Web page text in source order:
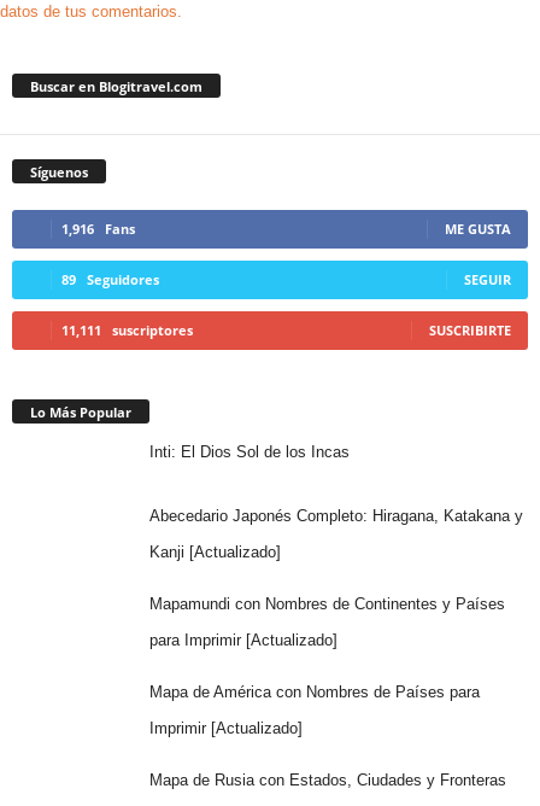
datos de tus comentarios.
Buscar en Blogitravel.com
Síguenos
1,916 Fans ME GUSTA
89 Seguidores SEGUIR
11,111 suscriptores SUSCRIBIRTE
Lo Más Popular
Inti: El Dios Sol de los Incas
Abecedario Japonés Completo: Hiragana, Katakana y
Kanji [Actualizado]
Mapamundi con Nombres de Continentes y Países
para Imprimir [Actualizado]
Mapa de América con Nombres de Países para
Imprimir [Actualizado]
Mapa de Rusia con Estados, Ciudades y Fronteras